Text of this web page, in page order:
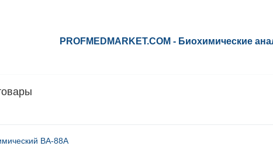
PROFMEDMARKET.COM - Биохимические
BA-88A